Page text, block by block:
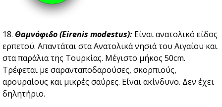
18. Θαμνόφιδο (Eirenis modestus): Είναι ανατολικό είδος
ερπετού. Απαντάται στα Ανατολικά νησιά του Αιγαίου και
στα παράλια της Τουρκίας. Μέγιστο μήκος 50cm.
Tρέφεται με σαρανταποδαρούσες, σκορπιούς,
αρουραίους και μικρές σαύρες. Είναι ακίνδυνο. Δεν έχει
δηλητήριο.